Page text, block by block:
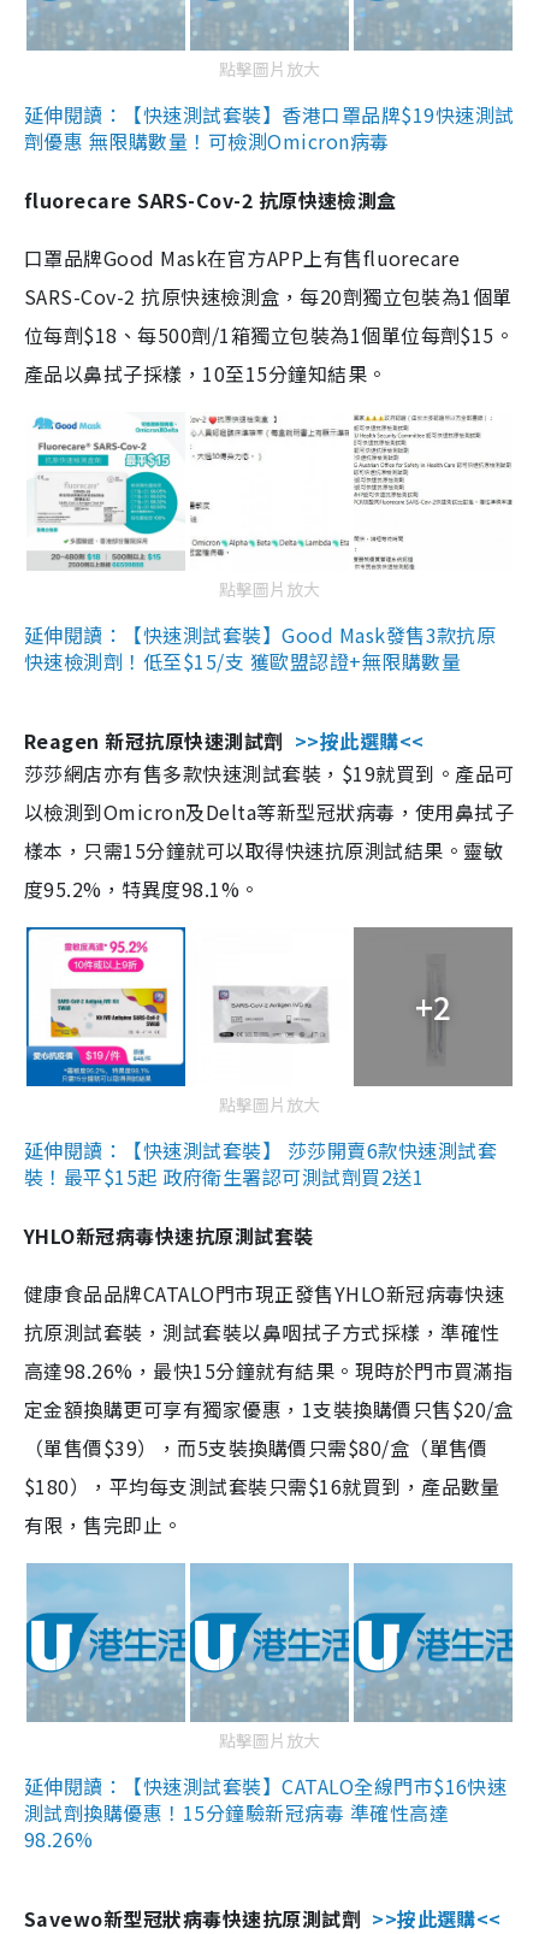
點擊圖片放大
延伸閱讀：【快速測試套裝】香港口罩品牌$19快速測試
劑優惠 無限購數量！可檢測Omicron病毒
fluorecare SARS-Cov-2 抗原快速檢測盒
口罩品牌Good Mask在官方APP上有售fluorecare
SARS-Cov-2 抗原快速檢測盒，每20劑獨立包裝為1個單
位每劑$18、每500劑/1箱獨立包裝為1個單位每劑$15。
產品以鼻拭子採樣，10至15分鐘知結果。
點擊圖片放大
延伸閱讀：【快速測試套裝】Good Mask發售3款抗原
快速檢測劑！低至$15/支 獲歐盟認證+無限購數量
Reagen 新冠抗原快速測試劑 >>按此選購<<
莎莎網店亦有售多款快速測試套裝，$19就買到。產品可
以檢測到Omicron及Delta等新型冠狀病毒，使用鼻拭子
樣本，只需15分鐘就可以取得快速抗原測試結果。靈敏
度95.2%，特異度98.1%。
+2
點擊圖片放大
延伸閱讀：【快速測試套裝】 莎莎開賣6款快速測試套
裝！最平$15起 政府衛生署認可測試劑買2送1
YHLO新冠病毒快速抗原測試套裝
健康食品品牌CATALO門市現正發售YHLO新冠病毒快速
抗原測試套裝，測試套裝以鼻咽拭子方式採樣，準確性
高達98.26%，最快15分鐘就有結果。現時於門市買滿指
定金額換購更可享有獨家優惠，1支裝換購價只售$20/盒
（單售價$39），而5支裝換購價只需$80/盒（單售價
$180），平均每支測試套裝只需$16就買到，產品數量
有限，售完即止。
點擊圖片放大
延伸閱讀：【快速測試套裝】CATALO全線門市$16快速
測試劑換購優惠！15分鐘驗新冠病毒 準確性高達
98.26%
Savewo新型冠狀病毒快速抗原測試劑 >>按此選購<<